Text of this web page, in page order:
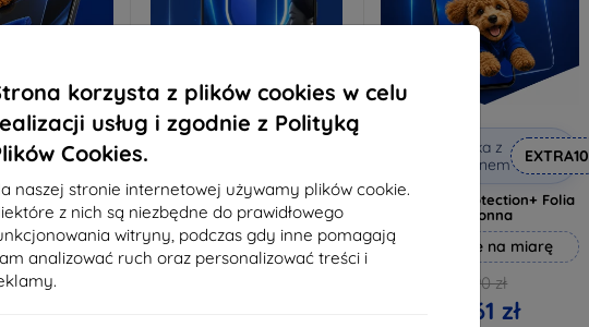
korzysta z plików cookies w celu
usług i zgodnie z Polityką
Cookies.
naszej stronie internetowej używamy plików cookie.
z nich są niezbędne do prawidłowego
witryny, podczas gdy inne pomagają
analizować ruch oraz personalizować treści i
z
EXTRA10
Shock szkło
na miarę
zł
3mk Pure Matt Szkło
ochronne
Wykonane na miarę
Zniżka z
kuponem
EXTRA10
3mk Silverprotection+ Folia
ochronna
Wykonane na miarę
72,90 zł
65,61 zł